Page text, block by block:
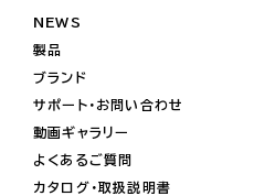
NEWS
製品
ブランド
サポート・お問い合わせ
動画ギャラリー
よくあるご質問
カタログ・取扱説明書